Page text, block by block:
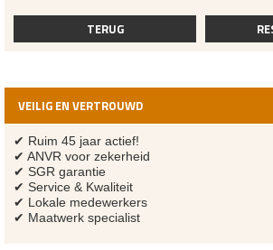
VEILIG EN VERTROUWD
✔ Ruim 45 jaar actief!
✔ ANVR voor zekerheid
✔ SGR garantie
✔ Service & Kwaliteit
✔ Lokale medewerkers
✔ Maatwerk specialist
TERUG